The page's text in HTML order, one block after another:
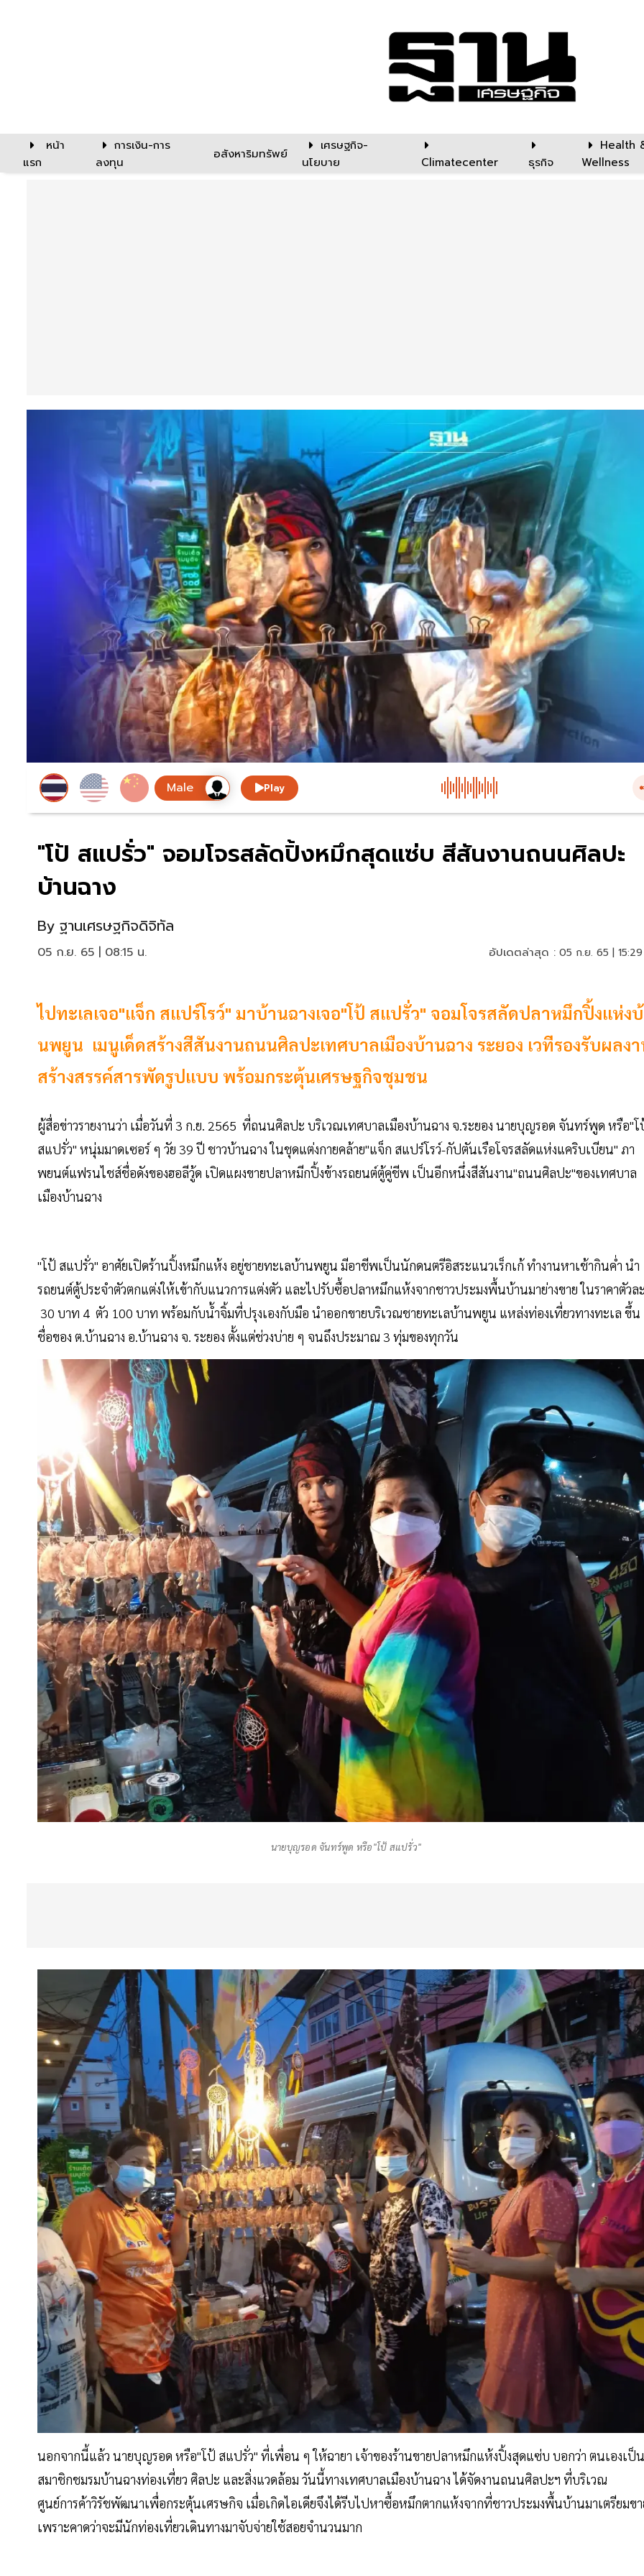
หน้า
แรก
การเงิน-การ
ลงทุน
อสังหาริมทรัพย์
เศรษฐกิจ-
นโยบาย
Climatecenter ธุรกิจ
Health
Wellness
Play
"โป้ สแปรั่ว" จอมโจรสลัดปิ้งหมึกสุดแซ่บ สีสันงานถนนศิลปะ
บ้านฉาง
By ฐานเศรษฐกิจดิจิทัล
05 ก.ย. 65 | 08:15 น. อัปเดตล่าสุด : 05 ก.ย. 65 |
ไปทะเลเจอ"แจ็ก สแปร์โรว์" มาบ้านฉางเจอ"โป้ สแปรั่ว" จอมโจรสลัดปลาหมึกปิ้งแห่ง
นพยูน เมนูเด็ดสร้างสีสันงานถนนศิลปะเทศบาลเมืองบ้านฉาง ระยอง เวทีรองรับผลง
สร้างสรรค์สารพัดรูปแบบ พร้อมกระตุ้นเศรษฐกิจชุมชน
ผู้สื่อข่าวรายงานว่า เมื่อวันที่ 3 ก.ย. 2565 ที่ถนนศิลปะ บริเวณเทศบาลเมืองบ้านฉาง จ.ระยอง นายบุญรอด จันทร์พูด หรือ"
สแปรั่ว" หนุ่มมาดเซอร์ ๆ วัย 39 ปี ชาวบ้านฉาง ในชุดแต่งกายคล้าย"แจ็ก สแปร์โรว์-กัปตันเรือโจรสลัดแห่งแคริบเบียน" ภา
พยนต์แฟรนไชส์ชื่อดังของฮอลีวู้ด เปิดแผงขายปลาหมีกปิ้งข้างรถยนต์ตู้คู่ชีพ เป็นอีกหนึ่งสีสันงาน"ถนนศิลปะ"ของเทศบาล
เมืองบ้านฉาง
"โป้ สแปรั่ว" อาศัยเปิดร้านปิ้งหมึกแห้ง อยู่ชายทะเลบ้านพยูน มีอาชีพเป็นนักดนตรีอิสระแนวเร็กเก้ ทำงานหาเช้ากินค่ำ นำ
รถยนต์ตู้ประจำตัวตกแต่งให้เข้ากับแนวการแต่งตัว และไปรับซื้อปลาหมึกแห้งจากชาวประมงพื้นบ้านมาย่างขาย ในราคาตัวล
30 บาท 4 ตัว 100 บาท พร้อมกับน้ำจิ้มที่ปรุงเองกับมือ นำออกขายบริเวณชายทะเลบ้านพยูน แหล่งท่องเที่ยวทางทะเล ขึ้น
ชื่อของ ต.บ้านฉาง อ.บ้านฉาง จ. ระยอง ตั้งแต่ช่วงบ่าย ๆ จนถึงประมาณ 3 ทุ่มของทุกวัน
นายบุญรอด จันทร์พูด หรือ"โป้ สแปรั่ว"
นอกจากนี้แล้ว นายบุญรอด หรือ"โป้ สแปรั่ว" ที่เพื่อน ๆ ให้ฉายา เจ้าของร้านขายปลาหมึกแห้งปิ้งสุดแซ่บ บอกว่า ตนเองเป็น
สมาชิกชมรมบ้านฉางท่องเที่ยว ศิลปะ และสิ่งแวดล้อม วันนี้ทางเทศบาลเมืองบ้านฉาง ได้จัดงานถนนศิลปะฯ ที่บริเวณ
ศูนย์การค้าวิรัชพัฒนาเพื่อกระตุ้นเศรษกิจ เมื่อเกิดไอเดียจึงได้รีบไปหาซื้อหมึกตากแห้งจากที่ชาวประมงพื้นบ้านมาเตรียมข
เพราะคาดว่าจะมีนักท่องเที่ยวเดินทางมาจับจ่ายใช้สอยจำนวนมาก